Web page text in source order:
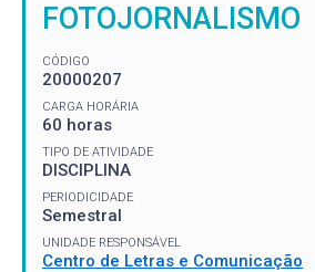
FOTOJORNALISMO
CÓDIGO
20000207
CARGA HORÁRIA
60 horas
TIPO DE ATIVIDADE
DISCIPLINA
PERIODICIDADE
Semestral
UNIDADE RESPONSÁVEL
Centro de Letras e Comunicação